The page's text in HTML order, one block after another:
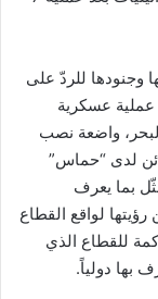
وجنودها للردّ على
عسكرية
واضعة نصب
لدى “حماس”
بما يعرف
لواقع القطاع
للقطاع الذي
بها دولياً.